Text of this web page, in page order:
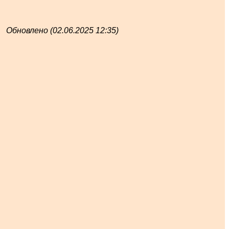
Обновлено (02.06.2025 12:35)